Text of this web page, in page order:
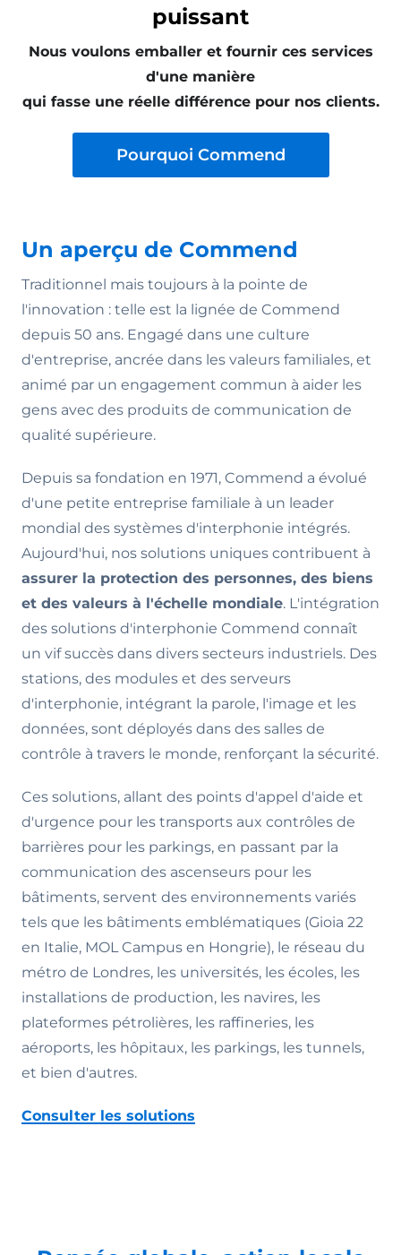
puissant
Nous voulons emballer et fournir ces services
d'une manière
qui fasse une réelle différence pour nos clients.
Pourquoi Commend
Un aperçu de Commend
Traditionnel mais toujours à la pointe de
l'innovation : telle est la lignée de Commend
depuis 50 ans. Engagé dans une culture
d'entreprise, ancrée dans les valeurs familiales, et
animé par un engagement commun à aider les
gens avec des produits de communication de
qualité supérieure.
Depuis sa fondation en 1971, Commend a évolué
d'une petite entreprise familiale à un leader
mondial des systèmes d'interphonie intégrés.
Aujourd'hui, nos solutions uniques contribuent à
assurer la protection des personnes, des biens
et des valeurs à l'échelle mondiale. L'intégration
des solutions d'interphonie Commend connaît
un vif succès dans divers secteurs industriels. Des
stations, des modules et des serveurs
d'interphonie, intégrant la parole, l'image et les
données, sont déployés dans des salles de
contrôle à travers le monde, renforçant la sécurité.
Ces solutions, allant des points d'appel d'aide et
d'urgence pour les transports aux contrôles de
barrières pour les parkings, en passant par la
communication des ascenseurs pour les
bâtiments, servent des environnements variés
tels que les bâtiments emblématiques (Gioia 22
en Italie, MOL Campus en Hongrie), le réseau du
métro de Londres, les universités, les écoles, les
installations de production, les navires, les
plateformes pétrolières, les raffineries, les
aéroports, les hôpitaux, les parkings, les tunnels,
et bien d'autres.
Consulter les solutions